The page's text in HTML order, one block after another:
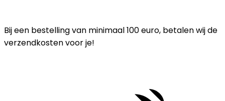
Bij een bestelling van minimaal 100 euro, betalen wij de
verzendkosten voor je!